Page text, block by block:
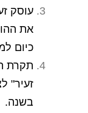
עוסק
את
כיום
תקרת
בשנה.